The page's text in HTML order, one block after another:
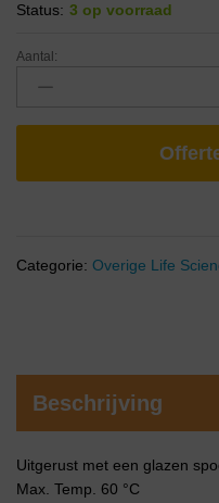
Status: 3 op voorraad
Aantal:
Categorie: Overige Life
Beschrijving
Uitgerust met een glazen
Max. Temp. 60 °C